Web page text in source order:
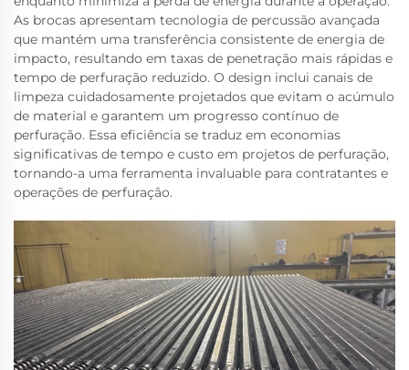
As brocas apresentam tecnologia de percussão avançada
que mantém uma transferência consistente de energia de
impacto, resultando em taxas de penetração mais rápidas e
tempo de perfuração reduzido. O design inclui canais de
limpeza cuidadosamente projetados que evitam o acúmulo
de material e garantem um progresso contínuo de
perfuração. Essa eficiência se traduz em economias
significativas de tempo e custo em projetos de perfuração,
tornando-a uma ferramenta invaluable para contratantes e
operações de perfuração.